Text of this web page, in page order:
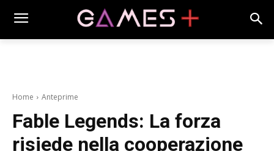
Home Anteprime
Fable Legends: La forza
risiede nella cooperazione